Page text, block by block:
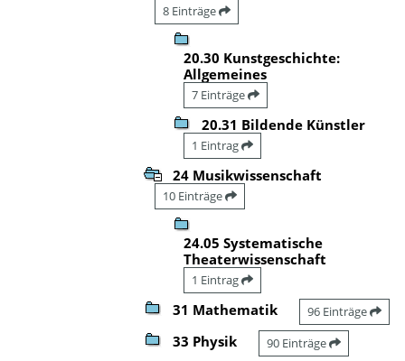
8 Einträge
20.30 Kunstgeschichte:
Allgemeines
7 Einträge
20.31 Bildende Künstler
1 Eintrag
24 Musikwissenschaft
10 Einträge
24.05 Systematische
Theaterwissenschaft
1 Eintrag
31 Mathematik 96 Einträge
33 Physik 90 Einträge